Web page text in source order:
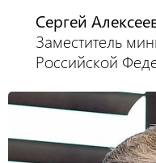
Сергей
Заместитель
Российской